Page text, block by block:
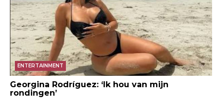
ENTERTAINMENT
Georgina Rodríguez: ‘Ik hou van mijn
rondingen’